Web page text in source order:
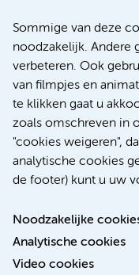
Sommige van deze
noodzakelijk. Andere
verbeteren. Ook
van filmpjes en
te klikken gaat u
zoals omschreven in
"cookies weigeren",
analytische cookies
de footer) kunt u uw
Noodzakelijke
Analytische cookies
Video cookies
Research
Educatie locatie
Educatie locatie
Verwijzen &
Responsible disclosure